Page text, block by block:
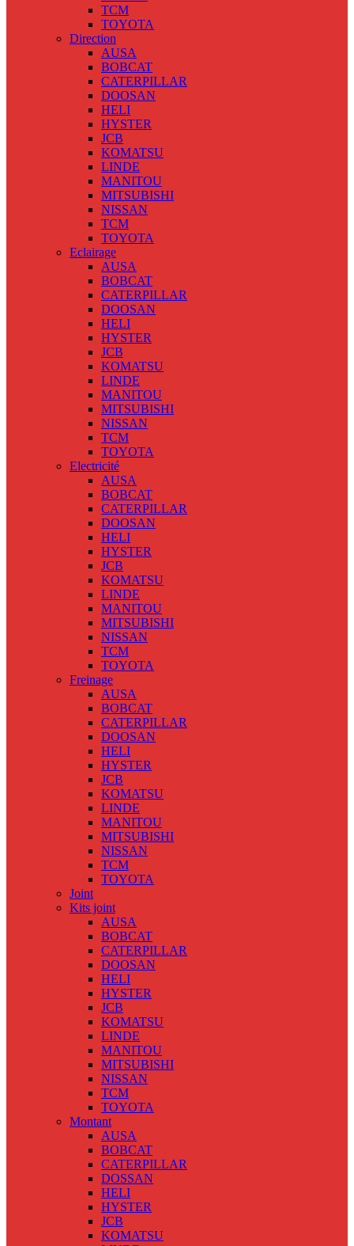
TCM
TOYOTA
Direction
AUSA
BOBCAT
CATERPILLAR
DOOSAN
HELI
HYSTER
JCB
KOMATSU
LINDE
MANITOU
MITSUBISHI
NISSAN
TCM
TOYOTA
Eclairage
AUSA
BOBCAT
CATERPILLAR
DOOSAN
HELI
HYSTER
JCB
KOMATSU
LINDE
MANITOU
MITSUBISHI
NISSAN
TCM
TOYOTA
Electricité
AUSA
BOBCAT
CATERPILLAR
DOOSAN
HELI
HYSTER
JCB
KOMATSU
LINDE
MANITOU
MITSUBISHI
NISSAN
TCM
TOYOTA
Freinage
AUSA
BOBCAT
CATERPILLAR
DOOSAN
HELI
HYSTER
JCB
KOMATSU
LINDE
MANITOU
MITSUBISHI
NISSAN
TCM
TOYOTA
Joint
Kits joint
AUSA
BOBCAT
CATERPILLAR
DOOSAN
HELI
HYSTER
JCB
KOMATSU
LINDE
MANITOU
MITSUBISHI
NISSAN
TCM
TOYOTA
Montant
AUSA
BOBCAT
CATERPILLAR
DOSSAN
HELI
HYSTER
JCB
KOMATSU